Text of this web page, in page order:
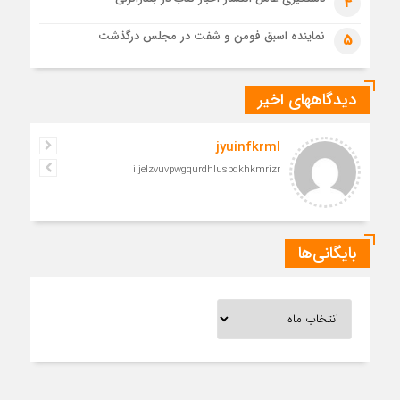
5 نماینده اسبق فومن و شفت در مجلس درگذشت
دیدگاههای اخیر
jyuinfkrml
iljelzvuvpwgqurdhluspdkhkmrizr
بایگانی‌ها
بایگانی‌ها